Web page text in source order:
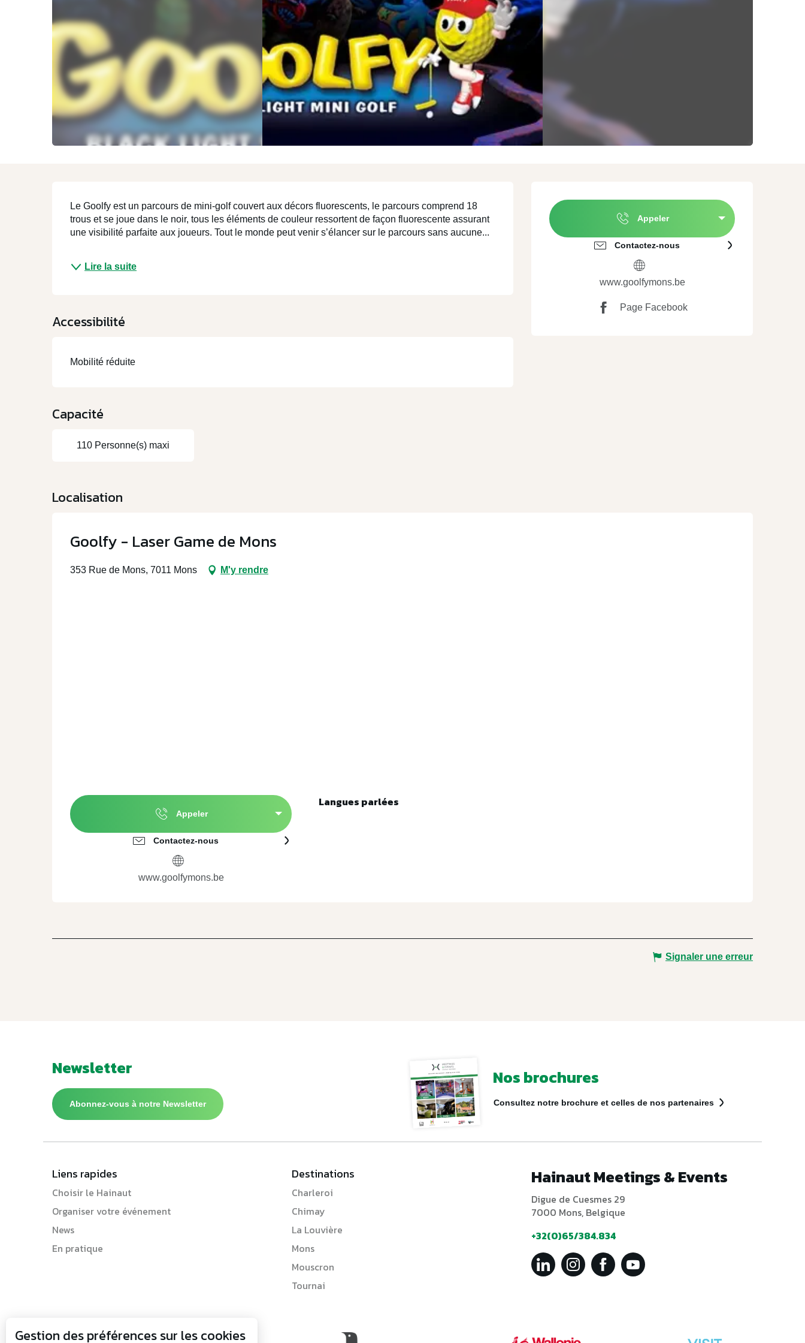
région
région
Nature
Terroir et Dégustation
Immersion culturelle
A proximité de
MEET STAY
Ouverture et coordonnées
Appeler
Contactez-nous
www.goolfymons.be
Page Facebook
Description
Le Goolfy est un parcours de mini-golf couvert aux décors fluorescents, le parcours comprend 18
trous et se joue dans le noir, tous les éléments de couleur ressortent de façon fluorescente assurant
une visibilité parfaite aux joueurs. Tout le monde peut venir s’élancer sur le parcours sans aucune...
Lire la suite
Accessibilité
Mobilité réduite
Capacité
110 Personne(s) maxi
Localisation
Goolfy - Laser Game de Mons
353 Rue de Mons, 7011 Mons M'y rendre
Appeler
Contactez-nous
www.goolfymons.be
Langues parlées
Langues parlées
Signaler une erreur
Newsletter
Abonnez-vous à notre Newsletter
Nos brochures
Consultez notre brochure et celles de nos partenaires
Liens rapides
Choisir le Hainaut
Organiser votre événement
News
En pratique
Destinations
Charleroi
Chimay
La Louvière
Mons
Mouscron
Tournai
Hainaut Meetings & Events
Digue de Cuesmes 29
7000 Mons, Belgique
+32(0)65/384.834
Gestion des préférences sur les cookies